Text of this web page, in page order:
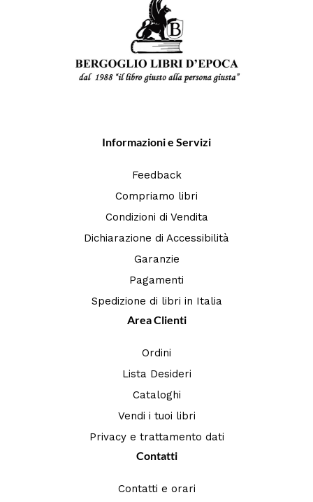
Informazioni e Servizi
Feedback
Compriamo libri
Condizioni di Vendita
Dichiarazione di Accessibilità
Garanzie
Pagamenti
Spedizione di libri in Italia
Area Clienti
Ordini
Lista Desideri
Cataloghi
Vendi i tuoi libri
Privacy e trattamento dati
Contatti
Contatti e orari